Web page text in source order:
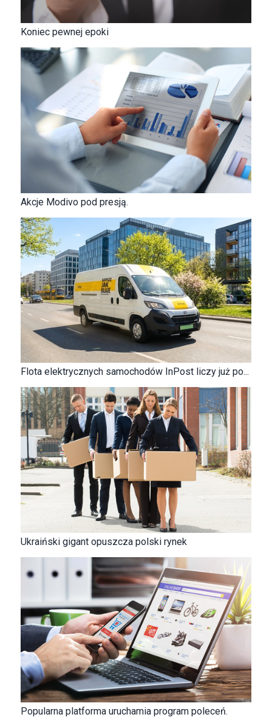
Koniec pewnej epoki
Akcje Modivo pod presją.
Flota elektrycznych samochodów InPost liczy już po...
Ukraiński gigant opuszcza polski rynek
Popularna platforma uruchamia program poleceń.